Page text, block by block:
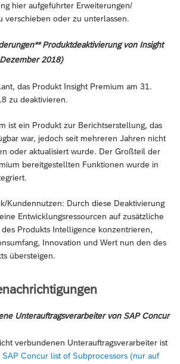
hier aufgeführter Erweiterungen/
verschieben oder zu unterlassen.
Produktdeaktivierung von Insight
2018)
das Produkt Insight Premium am 31.
zu deaktivieren.
ist ein Produkt zur Berichtserstellung, das
war, jedoch seit mehreren Jahren nicht
oder aktualisiert wurde. Der Großteil der
bereitgestellten Funktionen wurde in
Kundennutzen: Durch diese Deaktivierung
Entwicklungsressourcen auf zusätzliche
des Produkts Intelligence konzentrieren,
Innovation und Wert nun den des
übersteigen.
Unterauftragsverarbeiter von SAP Concur
verbundenen Unterauftragsverarbeiter ist
SAP Concur list of Subprocessors (nur auf